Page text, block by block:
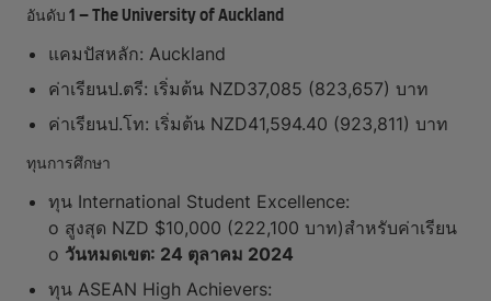
อันดับ 1 – The University of Auckland
แคมปัสหลัก: Auckland
ค่าเรียนป.ตรี: เริ่มต้น NZD37,085 (823,657) บาท
ค่าเรียนป.โท: เริ่มต้น NZD41,594.40 (923,811) บาท
ทุนการศึกษา
ทุน International Student Excellence:
o สูงสุด NZD $10,000 (222,100 บาท)สำหรับค่าเรียน
o วันหมดเขต: 24 ตุลาคม 2024
ทุน ASEAN High Achievers: